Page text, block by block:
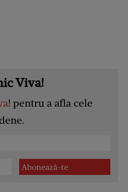
Viva!
! pentru a afla cele